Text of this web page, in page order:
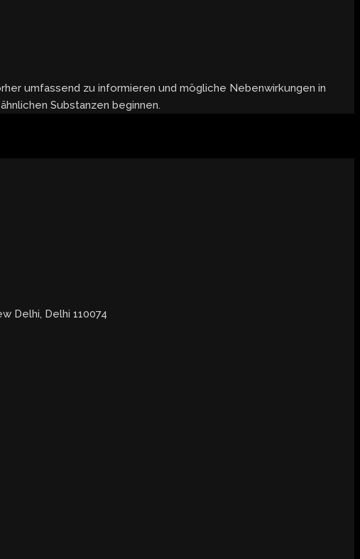
umfassend zu informieren und mögliche Nebenwirkungen in
Substanzen beginnen.
Delhi, Delhi 110074